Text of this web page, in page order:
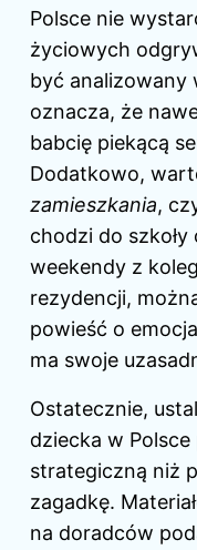
Polsce nie
życiowych
być analizowany
oznacza, że
babcię piekącą
Dodatkowo,
zamieszkania,
chodzi do
weekendy z
rezydencji,
powieść o
ma swoje
Ostatecznie,
dziecka w
strategiczną niż
zagadkę.
na doradców